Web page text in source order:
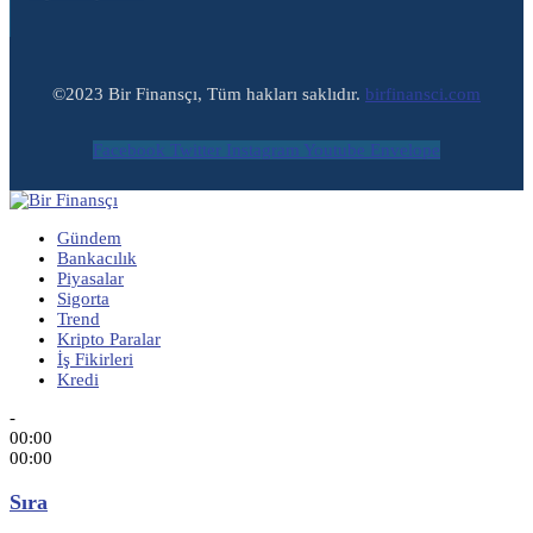
©2023 Bir Finansçı, Tüm hakları saklıdır. birfinansci.com
Facebook Twitter Instagram Youtube Envelope
Gündem
Bankacılık
Piyasalar
Sigorta
Trend
Kripto Paralar
İş Fikirleri
Kredi
-
00:00
00:00
Sıra